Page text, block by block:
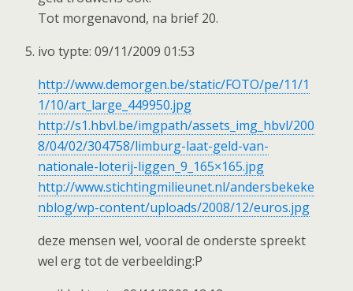
Tot morgenavond, na brief 20.
ivo typte: 09/11/2009 01:53
http://www.demorgen.be/static/FOTO/pe/11/1
1/10/art_large_449950.jpg
http://s1.hbvl.be/imgpath/assets_img_hbvl/200
8/04/02/304758/limburg-laat-geld-van-
nationale-loterij-liggen_9_165×165.jpg
http://www.stichtingmilieunet.nl/andersbekeke
nblog/wp-content/uploads/2008/12/euros.jpg
deze mensen wel, vooral de onderste spreekt
wel erg tot de verbeelding:P